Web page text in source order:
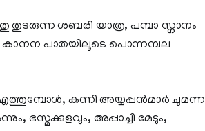
ശബരി യാത്ര, പമ്പാ സ്നാനം
പാതയിലൂടെ പൊന്നമ്പല
എത്തുമ്പോള്‍, കന്നി അയ്യപ്പന്‍മാര്‍ ചുമന്ന
ഭസ്മക്കുളവും, അപ്പാച്ചി മേടും,